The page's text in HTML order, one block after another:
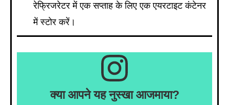
रेफ्रिजरेटर में एक सप्ताह के लिए एक एयरटाइट कंटेनर
में स्टोर करें।
क्या आपने यह नुस्खा आजमाया?